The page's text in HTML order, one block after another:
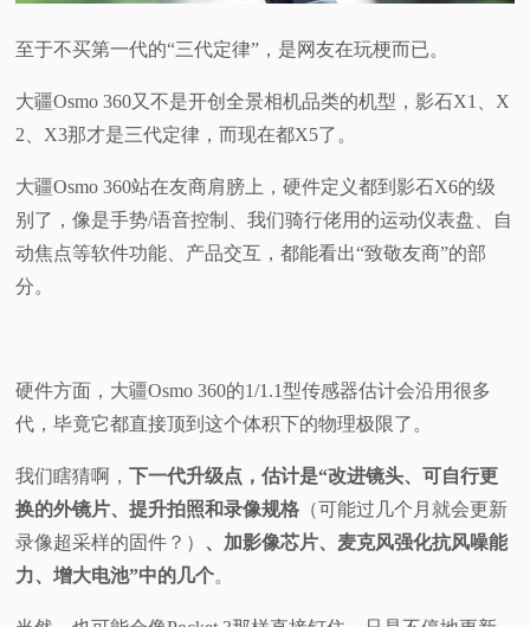
至于不买第一代的“三代定律”，是网友在玩梗而已。
大疆Osmo 360又不是开创全景相机品类的机型，影石X1、X
2、X3那才是三代定律，而现在都X5了。
大疆Osmo 360站在友商肩膀上，硬件定义都到影石X6的级
别了，像是手势/语音控制、我们骑行佬用的运动仪表盘、自
动焦点等软件功能、产品交互，都能看出“致敬友商”的部
分。
硬件方面，大疆Osmo 360的1/1.1型传感器估计会沿用很多
代，毕竟它都直接顶到这个体积下的物理极限了。
我们瞎猜啊，下一代升级点，估计是“改进镜头、可自行更
换的外镜片、提升拍照和录像规格 （可能过几个月就会更新
录像超采样的固件？） 、加影像芯片、麦克风强化抗风噪能
力、增大电池”中的几个。